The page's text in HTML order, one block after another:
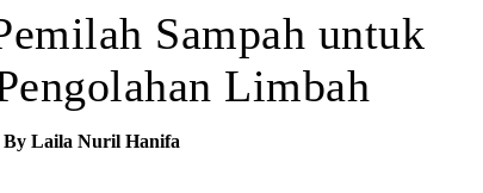
Sampah untuk
Limbah
By Laila Nuril Hanifa